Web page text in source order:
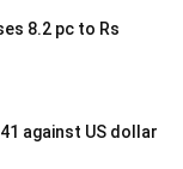
8.2 pc to Rs
against US dollar